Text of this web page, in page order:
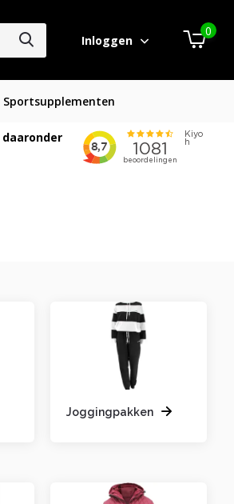
Inloggen
0
Sportsupplementen
Joggingpakken